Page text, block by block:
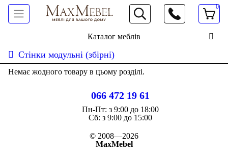
066 472 19 61
0
Каталог меблів
Стінки модульні (збірні)
Немає жодного товару в цьому розділі.
066 472 19 61
Пн-Пт: з 9:00 до 18:00
Cб: з 9:00 до 15:00
© 2008—2026
MaxMebel